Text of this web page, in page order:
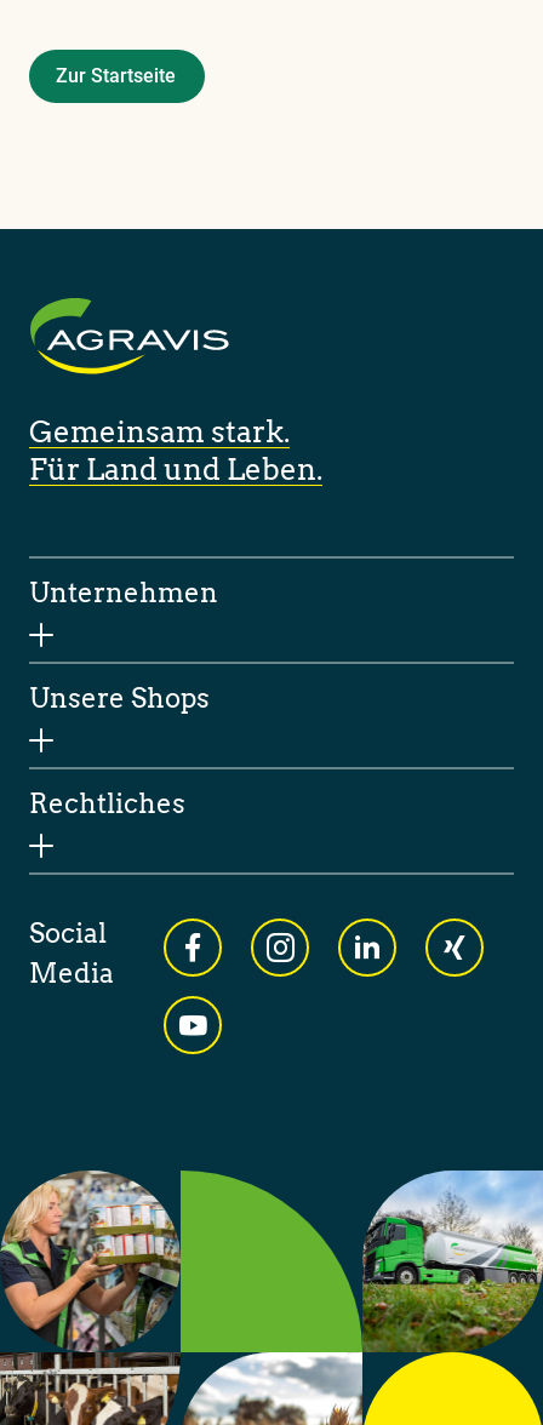
Zur Startseite
Gemeinsam stark.
Für Land und Leben.
Unternehmen
Unsere Shops
Rechtliches
Social
Media